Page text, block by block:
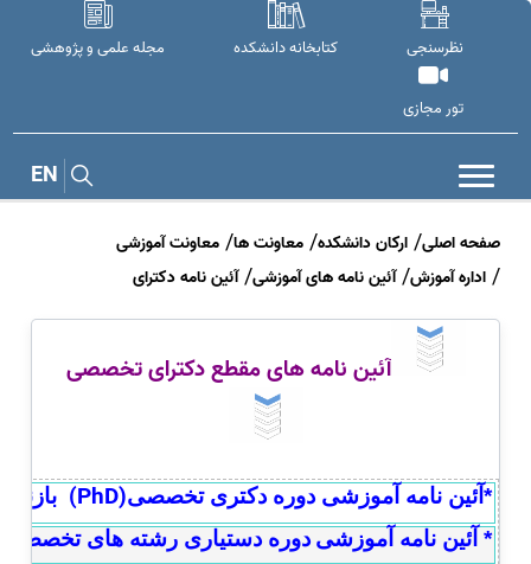
نظرسنجی کتابخانه دانشکده مجله علمی و پژوهشی
تور مجازی
EN
صفحه اصلی ارکان دانشکده معاونت ها معاونت آموزشی
اداره آموزش آئین نامه های آموزشی آئین نامه دکترای
آئین نامه های مقطع دکترای تخصصی
*آئین نامه آموزشی دوره دکتری تخصصی(PhD)
* آئین نامه آموزشی دوره دستیاری رشته های تخصصی